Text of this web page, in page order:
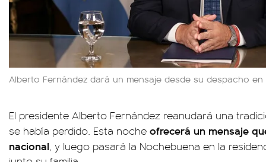
Alberto Fernández dará un mensaje desde su despacho
El presidente Alberto Fernández reanudará una
se había perdido. Esta noche ofrecerá un mensaje
nacional, y luego pasará la Nochebuena en la